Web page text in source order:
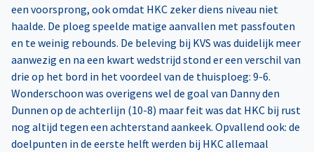
een voorsprong, ook omdat HKC zeker diens niveau niet
haalde. De ploeg speelde matige aanvallen met passfouten
en te weinig rebounds. De beleving bij KVS was duidelijk meer
aanwezig en na een kwart wedstrijd stond er een verschil van
drie op het bord in het voordeel van de thuisploeg: 9-6.
Wonderschoon was overigens wel de goal van Danny den
Dunnen op de achterlijn (10-8) maar feit was dat HKC bij rust
nog altijd tegen een achterstand aankeek. Opvallend ook: de
doelpunten in de eerste helft werden bij HKC allemaal